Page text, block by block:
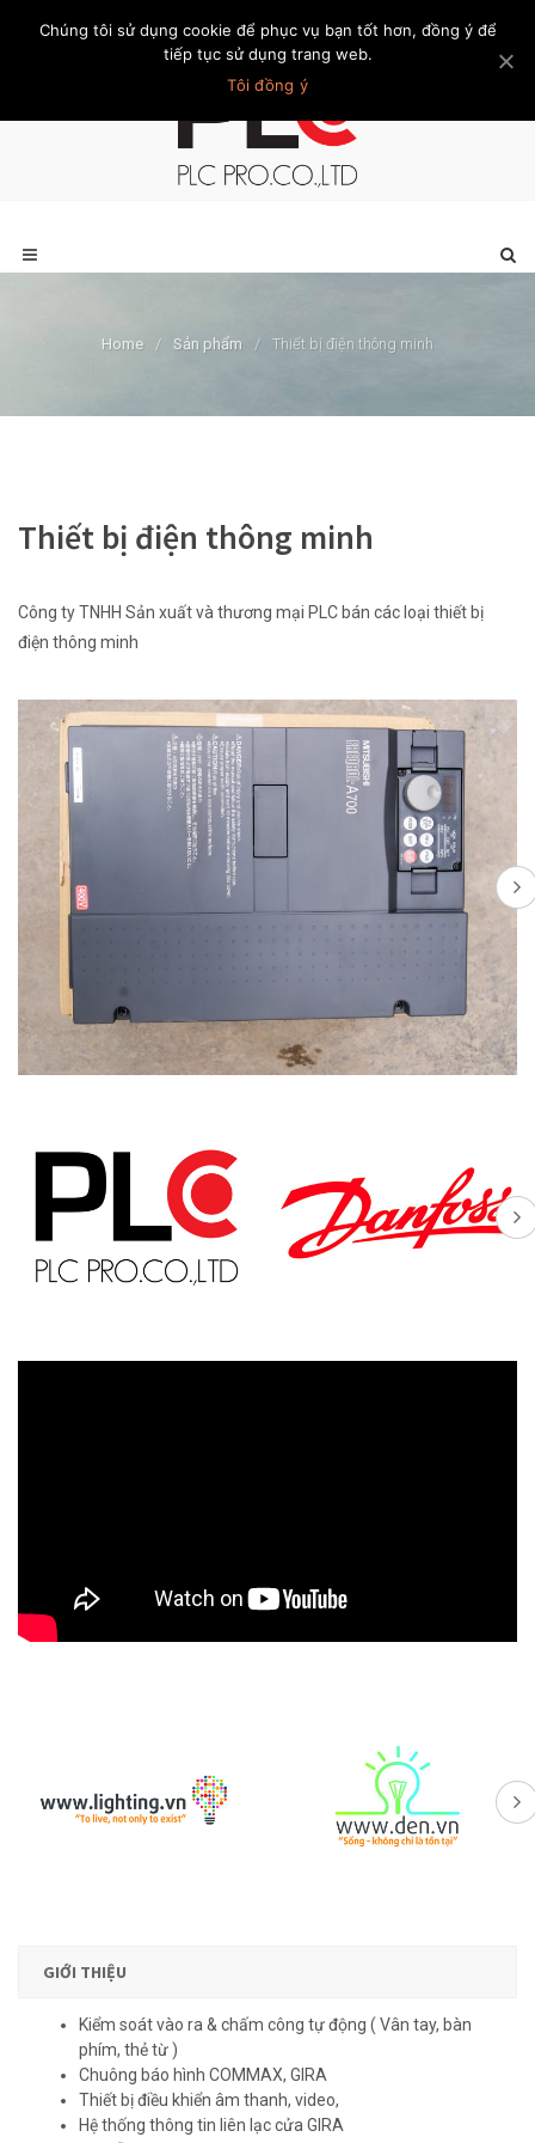
Trang chủ Giới thiệu Khách hàng Liên hệ Thành viên
Home / Sản phẩm / Thiết bị điện thông minh
Thiết bị điện thông minh
Công ty TNHH Sản xuất và thương mại PLC bán các loại thiết bị
điện thông minh
GIỚI THIỆU
Kiểm soát vào ra & chấm công tự động ( Vân tay, bàn
phím, thẻ từ )
Chuông báo hình COMMAX, GIRA
Thiết bị điều khiển âm thanh, video,
Hệ thống thông tin liên lạc cửa GIRA
Chúng tôi sử dụng cookie để phục vụ bạn tốt hơn, đồng ý để
tiếp tục sử dụng trang web.
Tôi đồng ý